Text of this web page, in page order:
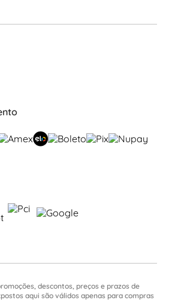
descontos, preços e prazos de
aqui são válidos apenas para compras